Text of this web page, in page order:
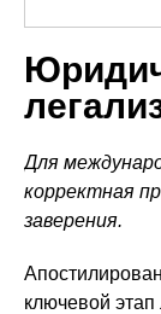
Для
корректная
заверения.
ключевой этап